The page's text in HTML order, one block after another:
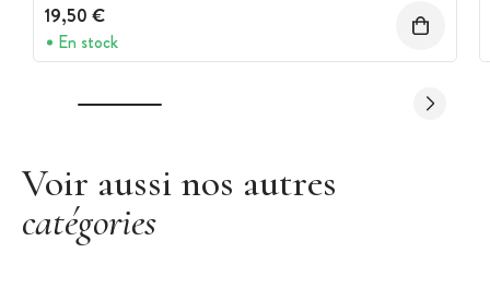
19,50 €
En stock
Voir aussi nos autres
catégories